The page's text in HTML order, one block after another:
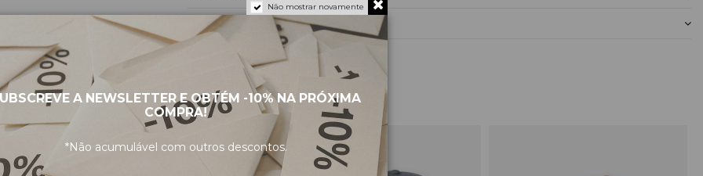
Devoluções e trocas
PRODUTOS RELACIONADOS
Não mostrar novamente
A NEWSLETTER E OBTÉM -10%NA PRÓXIMA
COMPRA!
*Não acumulável com outros descontos.